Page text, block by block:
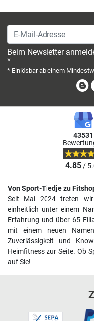
E-Mail-Adresse
Beim Newsletter
*
* Einlösbar ab einem
43531
4.85/
Von Sport-Tiedje zu
Seit Mai 2024 treten
einheitlich unter einem
Erfahrung und über 65
mit einem neuen
Zuverlässigkeit und
Heimfitness zur Seite. Ob
auf Sie!